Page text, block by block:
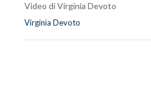
Video di Virginia Devoto
Virginia Devoto